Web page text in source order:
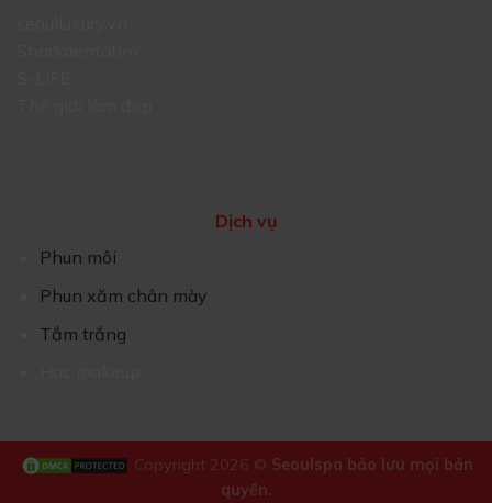
Dịch vụ
Phun môi
Phun xăm chân mày
Tắm trắng
Copyright 2026 © Seoulspa bảo lưu mọi bản
quyền.